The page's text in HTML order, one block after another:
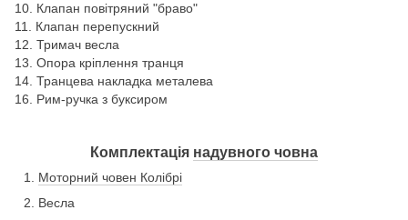
10. Клапан повітряний "браво"
11. Клапан перепускний
12. Тримач весла
13. Опора кріплення транця
14. Транцева накладка металева
16. Рим-ручка з буксиром
Комплектація надувного човна
Моторний човен Колібрі
Весла